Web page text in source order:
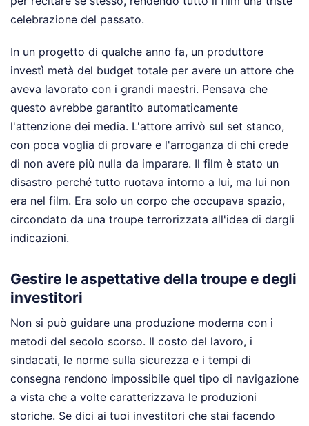
celebrazione del passato.
In un progetto di qualche anno fa, un produttore
investì metà del budget totale per avere un attore che
aveva lavorato con i grandi maestri. Pensava che
questo avrebbe garantito automaticamente
l'attenzione dei media. L'attore arrivò sul set stanco,
con poca voglia di provare e l'arroganza di chi crede
di non avere più nulla da imparare. Il film è stato un
disastro perché tutto ruotava intorno a lui, ma lui non
era nel film. Era solo un corpo che occupava spazio,
circondato da una troupe terrorizzata all'idea di dargli
indicazioni.
Gestire le aspettative della troupe e degli
investitori
Non si può guidare una produzione moderna con i
metodi del secolo scorso. Il costo del lavoro, i
sindacati, le norme sulla sicurezza e i tempi di
consegna rendono impossibile quel tipo di navigazione
a vista che a volte caratterizzava le produzioni
storiche. Se dici ai tuoi investitori che stai facendo